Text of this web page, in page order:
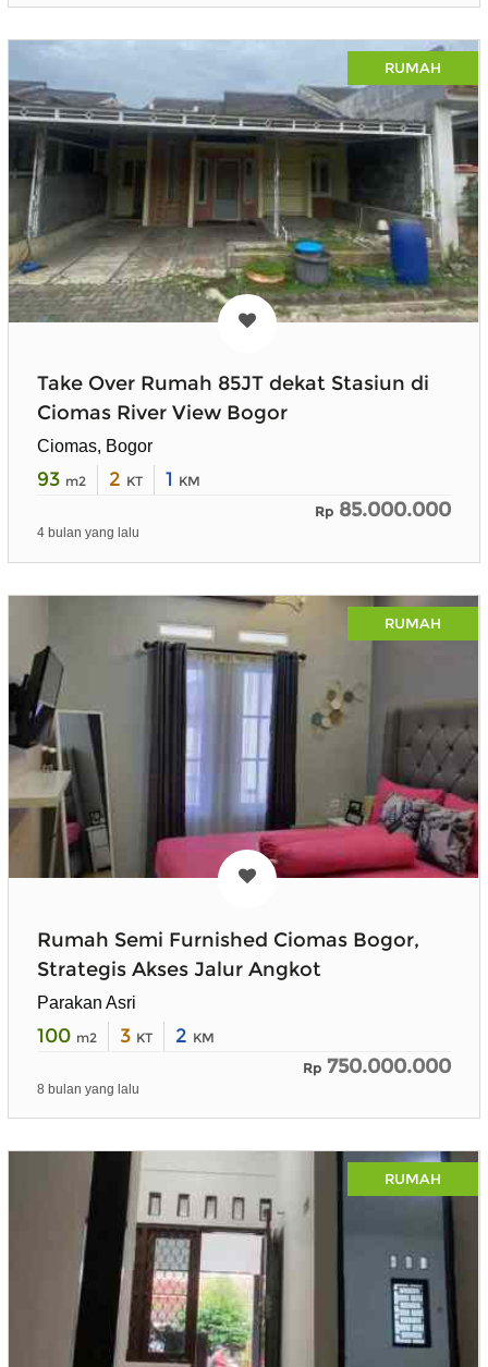
RUMAH
Take Over Rumah 85JT dekat Stasiun di
Ciomas River View Bogor
Ciomas, Bogor
93 m2 2 KT 1 KM
Rp 85.000.000
4 bulan yang lalu
RUMAH
Rumah Semi Furnished Ciomas Bogor,
Strategis Akses Jalur Angkot
Parakan Asri
100 m2 3 KT 2 KM
Rp 750.000.000
8 bulan yang lalu
RUMAH